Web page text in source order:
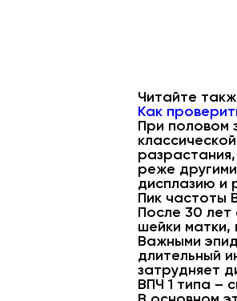
Читайте
Как
При половом
реже
дисплазию и
Пик частоты
После 30 лет
шейки матки,
Важными
длительный
затрудняет
ВПЧ 1 типа –